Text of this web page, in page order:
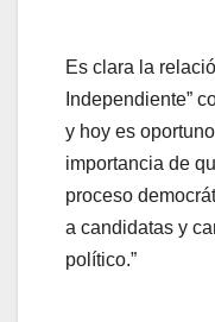
Es clara la
Independiente”
y hoy es
importancia de
proceso
a candidatas y
político.”